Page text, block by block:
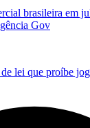
brasileira em
Gov
lei que proíbe